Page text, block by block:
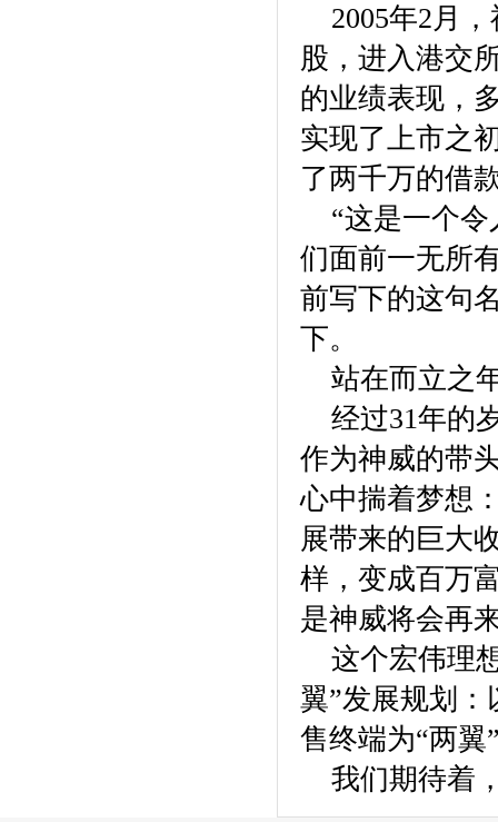
2005年2月，
股，进入港交
的业绩表现，
实现了上市之
了两千万的借
“这是一个令
们面前一无所
前写下的这句
下。
站在而立之
经过31年的
作为神威的带
心中揣着梦想
展带来的巨大
样，变成百万
是神威将会再
这个宏伟理
翼”发展规划
售终端为“两翼
我们期待着